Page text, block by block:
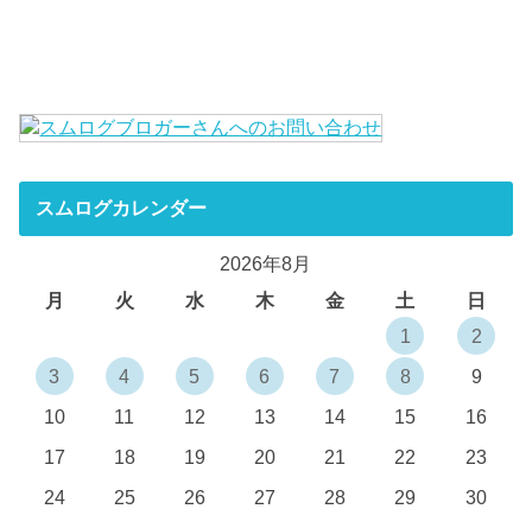
スムログカレンダー
2026年8月
月
火 水 木 金 土
日
1
2
3
4 5 6 7 8
9
10
11 12 13 14 15
16
17
18 19 20 21 22
23
24
25 26 27 28 29
30